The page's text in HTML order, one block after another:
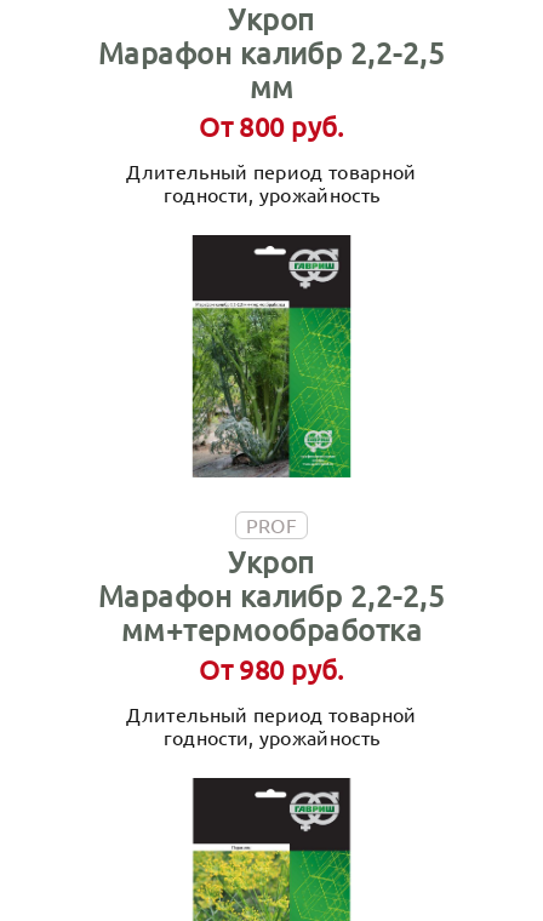
Укроп
Марафон калибр 2,2-2,5
мм
От 800 руб.
Длительный период товарной
годности, урожайность
PROF
Укроп
Марафон калибр 2,2-2,5
мм+термообработка
От 980 руб.
Длительный период товарной
годности, урожайность